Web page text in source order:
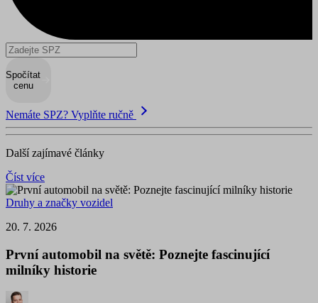
Spočítat
cenu
Nemáte SPZ? Vyplňte ručně
Další zajímavé články
Číst více
Druhy a značky vozidel
20. 7. 2026
První automobil na světě: Poznejte fascinující
milníky historie